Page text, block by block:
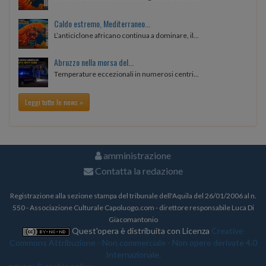
Caldo estremo, Mediterraneo...
L’anticiclone africano continua a dominare, il...
Abruzzo nella morsa del...
Temperature eccezionali in numerosi centri...
Leggi tutte le news »
amministrazione
Contatta la redazione
Registrazione alla sezione stampa del tribunale dell'Aquila del 26/01/2006 al n.
550 - Associazione Culturale Capoluogo.com - direttore responsabile Luca Di
Giacomantonio
Quest'opera è distribuita con Licenza Creative
Commons Attribuzione - Non commerciale - Non opere derivate 4.0
Internazionale.